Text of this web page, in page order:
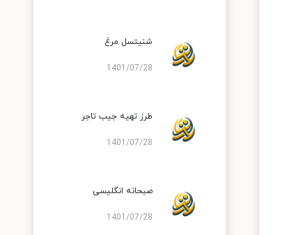
شنیتسل مرغ
1401/07/28
طرز تهیه جیب تاجر
1401/07/28
صبحانه انگلیسی
1401/07/28